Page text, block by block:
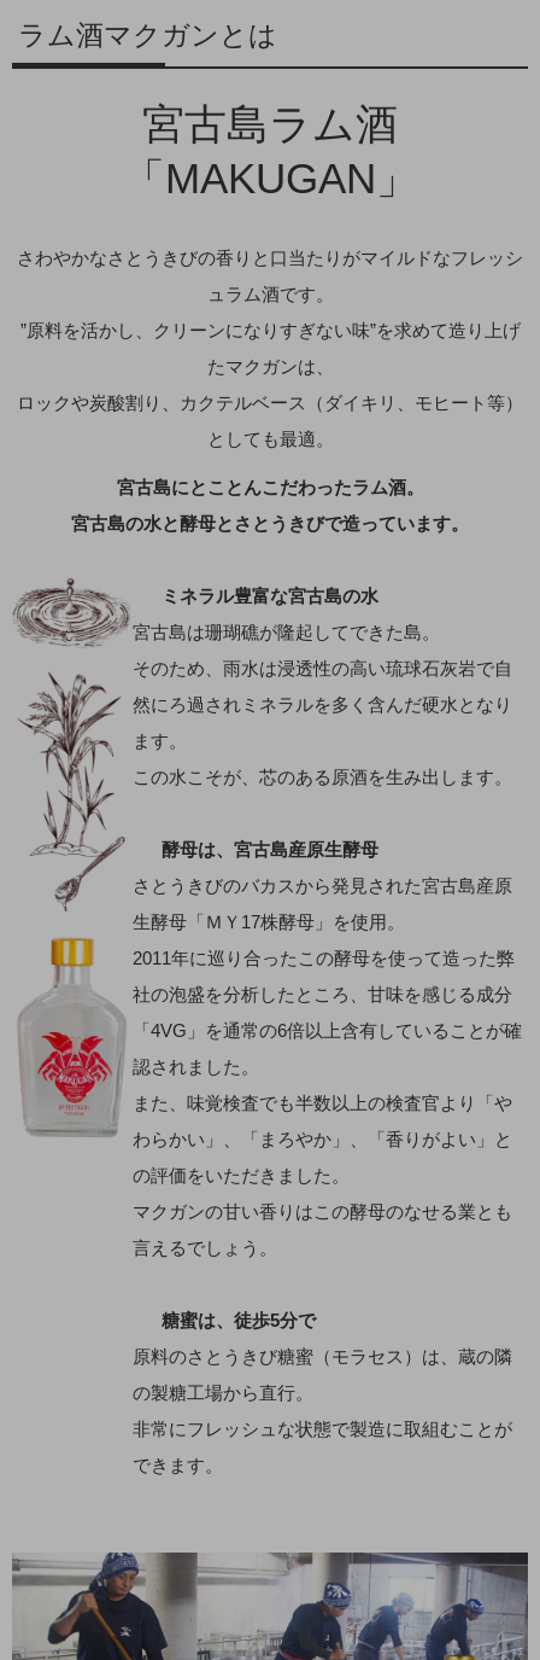
ラム酒マクガンとは
宮古島ラム酒
「MAKUGAN」
さわやかなさとうきびの香りと口当たりがマイルドなフレッシ
ュラム酒です。
”原料を活かし、クリーンになりすぎない味”を求めて造り上げ
たマクガンは、
ロックや炭酸割り、カクテルベース（ダイキリ、モヒート等）
としても最適。
宮古島にとことんこだわったラム酒。
宮古島の水と酵母とさとうきびで造っています。
ミネラル豊富な宮古島の水
宮古島は珊瑚礁が隆起してできた島。
そのため、雨水は浸透性の高い琉球石灰岩で自
然にろ過されミネラルを多く含んだ硬水となり
ます。
この水こそが、芯のある原酒を生み出します。
酵母は、宮古島産原生酵母
さとうきびのバカスから発見された宮古島産原
生酵母「ＭＹ17株酵母」を使用。
2011年に巡り合ったこの酵母を使って造った弊
社の泡盛を分析したところ、甘味を感じる成分
「4VG」を通常の6倍以上含有していることが確
認されました。
また、味覚検査でも半数以上の検査官より「や
わらかい」、「まろやか」、「香りがよい」と
の評価をいただきました。
マクガンの甘い香りはこの酵母のなせる業とも
言えるでしょう。
糖蜜は、徒歩5分で
原料のさとうきび糖蜜（モラセス）は、蔵の隣
の製糖工場から直行。
非常にフレッシュな状態で製造に取組むことが
できます。